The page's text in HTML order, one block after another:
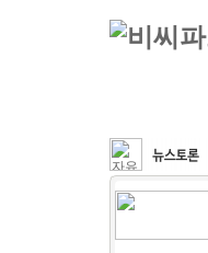
커뮤니티